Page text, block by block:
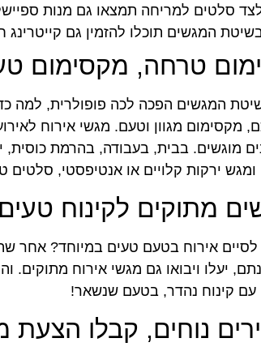
סלטים למריחה תמצאו גם מנות
המגשים תוכלו להזמין גם קייטרינג
טרחה, מקסימום
המגשים הפכה לכה פופולרית, למה
מקסימום מגוון וטעם. מגשי אירוח
מוגשים. בבית, בעבודה, בהרמת
ומגש ירקות קלויים או אנטיפסטי, סלטים
מתוקים לקינוח
לסיים אירוח בטעם טעים במיוחד? אחר
יעלו ויבואו גם מגשי אירוח מתוקים.
עם קינוח נהדר, בטעם שנשאר!
נוחים, קבלו הצעת